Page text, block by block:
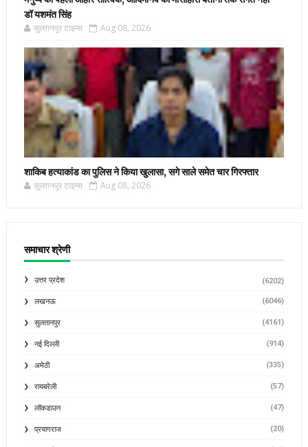
डॉ यशमंत सिंह
सुल्तानपुर टाइम्स Aug 08, 2026
शाकिब हत्याकांड का पुलिस ने किया खुलासा, सगे साले समेत चार गिरफ्तार
सुल्तानपुर टाइम्स Aug 08, 2026
समाचार श्रेणी
उत्तर प्रदेश (6202)
लखनऊ (6046)
सुलतानपुर (4161)
नई दिल्ली (914)
अमेठी (335)
रायबरेली (57)
लॉकडाउन (47)
प्रयागराज (20)